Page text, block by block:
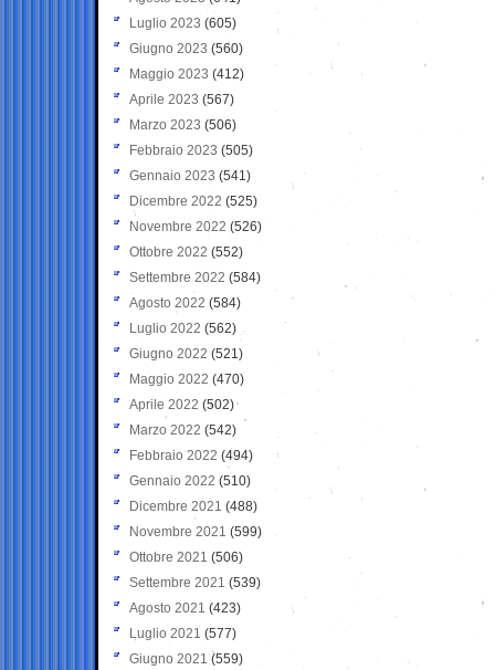
Luglio 2023 (605)
Giugno 2023 (560)
Maggio 2023 (412)
Aprile 2023 (567)
Marzo 2023 (506)
Febbraio 2023 (505)
Gennaio 2023 (541)
Dicembre 2022 (525)
Novembre 2022 (526)
Ottobre 2022 (552)
Settembre 2022 (584)
Agosto 2022 (584)
Luglio 2022 (562)
Giugno 2022 (521)
Maggio 2022 (470)
Aprile 2022 (502)
Marzo 2022 (542)
Febbraio 2022 (494)
Gennaio 2022 (510)
Dicembre 2021 (488)
Novembre 2021 (599)
Ottobre 2021 (506)
Settembre 2021 (539)
Agosto 2021 (423)
Luglio 2021 (577)
Giugno 2021(559)